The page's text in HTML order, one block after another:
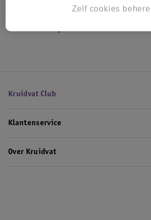
Alle Zacht snoep
Hoe controleren wij de reviews?
Kruidvat Club
Klantenservice
Over Kruidvat
Zelf cookies